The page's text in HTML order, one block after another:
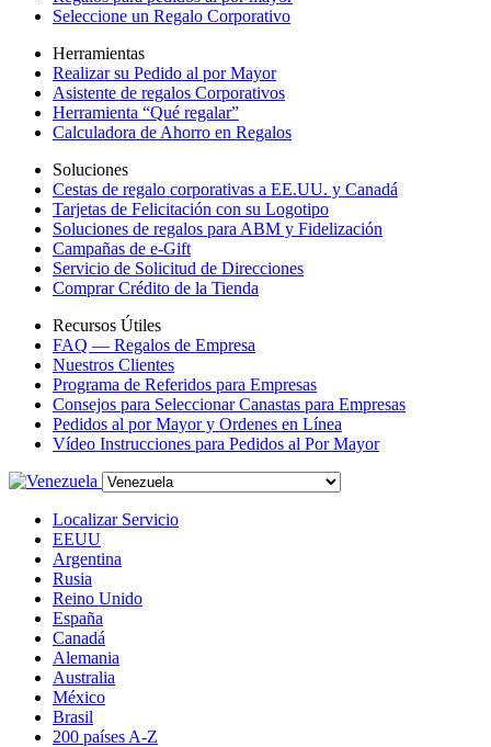
Seleccione un Regalo Corporativo
Herramientas
Realizar su Pedido al por Mayor
Asistente de regalos Corporativos
Herramienta “Qué regalar”
Calculadora de Ahorro en Regalos
Soluciones
Cestas de regalo corporativas a EE.UU. y Canadá
Tarjetas de Felicitación con su Logotipo
Soluciones de regalos para ABM y Fidelización
Campañas de e-Gift
Servicio de Solicitud de Direcciones
Comprar Crédito de la Tienda
Recursos Útiles
FAQ — Regalos de Empresa
Nuestros Clientes
Programa de Referidos para Empresas
Consejos para Seleccionar Canastas para Empresas
Pedidos al por Mayor y Ordenes en Línea
Vídeo Instrucciones para Pedidos al Por Mayor
Localizar Servicio
EEUU
Argentina
Rusia
Reino Unido
España
Canadá
Alemania
Australia
México
Brasil
200 países A-Z